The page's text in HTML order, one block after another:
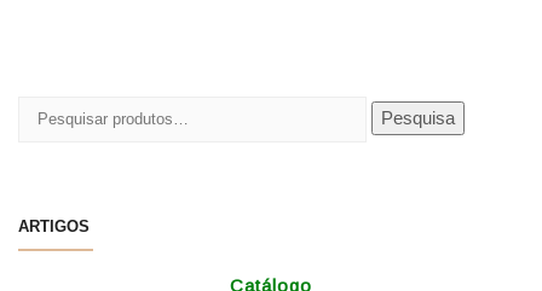
Pesquisar
Pesquisa
ARTIGOS
Catálogo